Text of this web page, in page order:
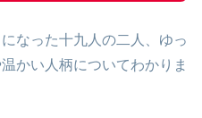
なった十九人の二人、ゆっ
かい人柄についてわかりま